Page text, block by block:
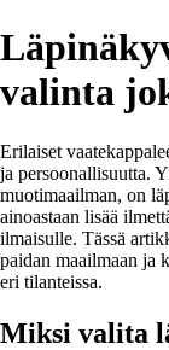
valinta
Erilaiset
ja persoonallisuutta.
muotimaailman, on
ainoastaan lisää
ilmaisulle. Tässä
paidan maailmaan ja
eri tilanteissa.
Miksi valita